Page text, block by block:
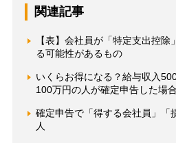
関連記事
【表】会社員が「特定支出控
る可能性があるもの
いくらお得になる？給与収入
100万円の人が確定申告した場合
確定申告で「得する会社員」「
人